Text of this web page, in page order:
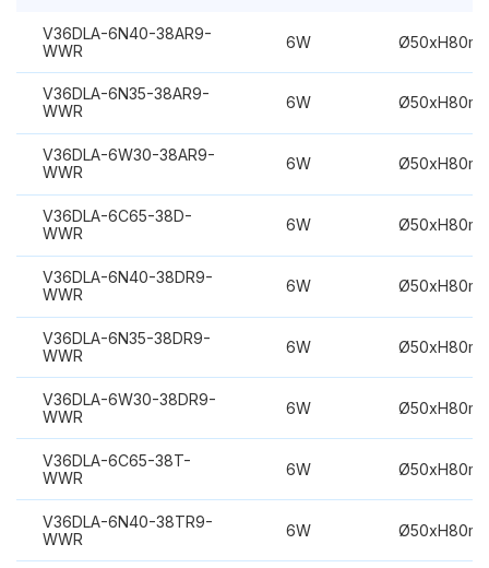
V36DLA-6N40-38AR9-
WWR
6W
V36DLA-6N35-38AR9-
WWR
6W
V36DLA-6W30-38AR9-
WWR
6W
V36DLA-6C65-38D-
WWR
6W
V36DLA-6N40-38DR9-
WWR
6W
V36DLA-6N35-38DR9-
WWR
6W
V36DLA-6W30-38DR9-
WWR
6W
V36DLA-6C65-38T-
WWR
6W
V36DLA-6N40-38TR9-
WWR
6W